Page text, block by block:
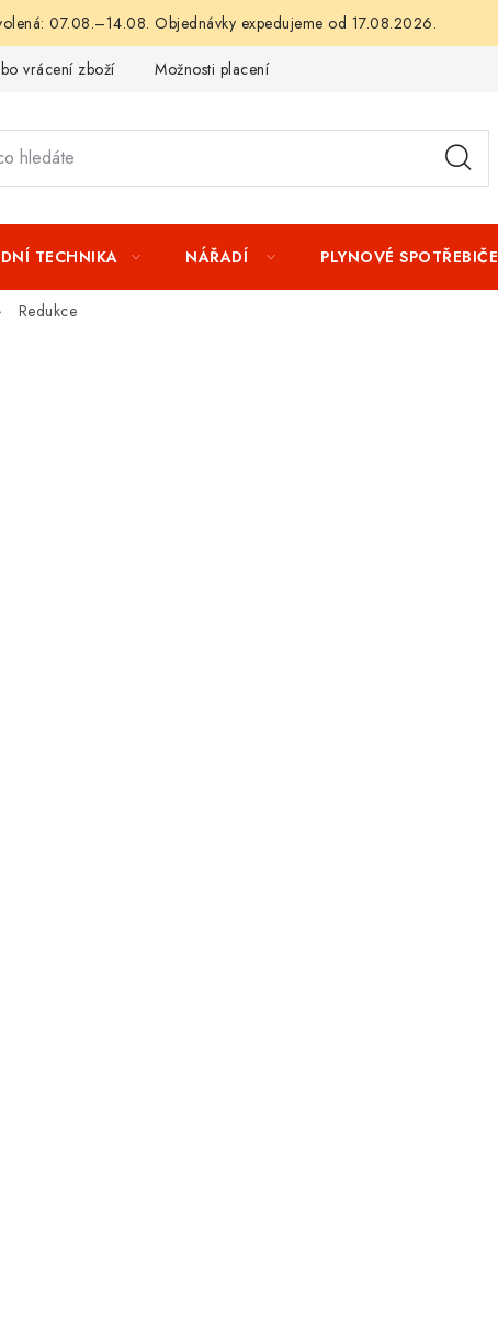
07.08.–14.08. Objednávky expedujeme od 17.08.2026.
vrácení zboží Možnosti placení
TECHNIKA NÁŘADÍ PLYNOVÉ SPOTŘEBIČE
Redukce